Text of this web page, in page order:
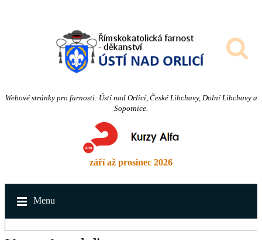
Webové stránky pro farnosti: Ústí nad Orlicí, České Libchavy, Dolní Libchavy a
Sopotnice.
září až prosinec 2026
Menu